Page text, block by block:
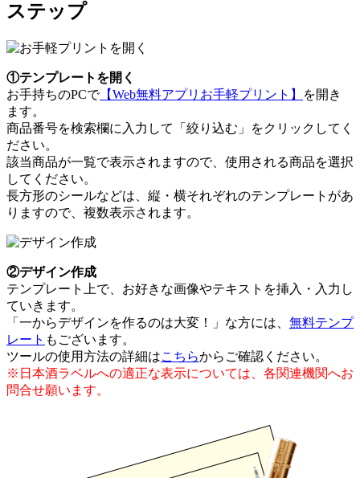
ステップ
①テンプレートを開く
お手持ちのPCで【Web無料アプリお手軽プリント】
を開き
ます。
商品番号を検索欄に入力して「絞り込む」をクリックしてく
ださい。
該当商品が一覧で表示されますので、使用される商品を選択
してください。
長方形のシールなどは、縦・横それぞれのテンプレートがあ
りますので、複数表示されます。
②デザイン作成
テンプレート上で、お好きな画像やテキストを挿入・入力し
ていきます。
「一からデザインを作るのは大変！」な方には、 無料テンプ
レート もございます。
ツールの使用方法の詳細はこちらからご確認ください。
※日本酒ラベルへの適正な表示については、各関連機関へお
問合せ願います。